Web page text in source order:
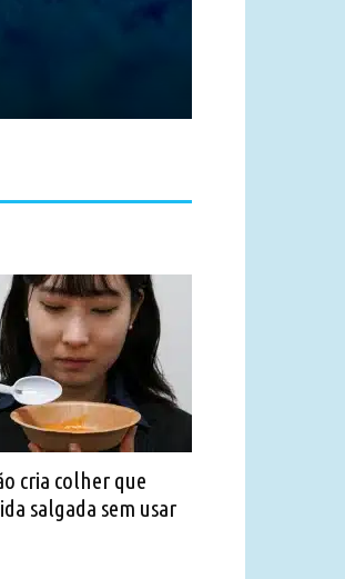
cria colher que
salgada sem usar